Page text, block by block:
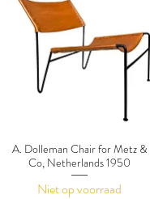
A. Dolleman Chair for Metz &
Co, Netherlands 1950
Niet op voorraad